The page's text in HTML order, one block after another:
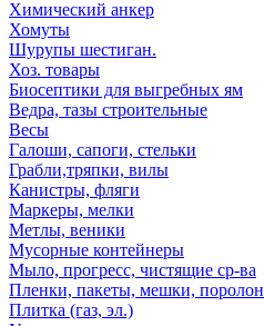
Химический анкер
Хомуты
Шурупы шестиган.
Хоз. товары
Биосептики для выгребных ям
Ведра, тазы строительные
Весы
Галоши, сапоги, стельки
Грабли,тряпки, вилы
Канистры, фляги
Маркеры, мелки
Метлы, веники
Мусорные контейнеры
Мыло, прогресс, чистящие ср-ва
Пленки, пакеты, мешки, поролон
Плитка (газ, эл.)